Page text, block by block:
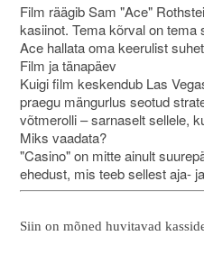
Film räägib Sam "Ace"
kasiinot. Tema kõrval on
Ace hallata oma keerulist
Film ja tänapäev
Kuigi film keskendub Las
praegu mängurlus seotud
võtmerolli – sarnaselt sellele,
Miks vaadata?
"Casino" on mitte ainult
ehedust, mis teeb sellest aja-
Siin on mõned huvitavad